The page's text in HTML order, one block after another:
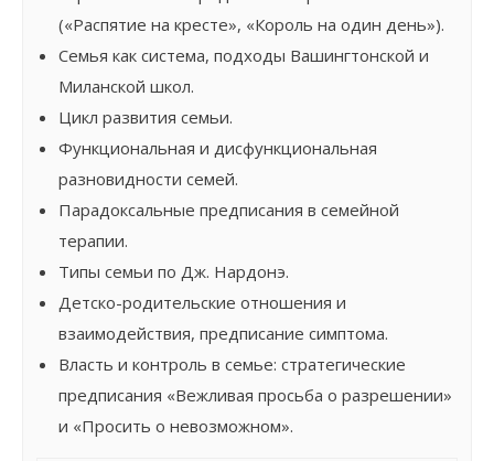
(«Распятие на кресте», «Король на один день»).
Семья как система, подходы Вашингтонской и
Миланской школ.
Цикл развития семьи.
Функциональная и дисфункциональная
разновидности семей.
Парадоксальные предписания в семейной
терапии.
Типы семьи по Дж. Нардонэ.
Детско-родительские отношения и
взаимодействия, предписание симптома.
Власть и контроль в семье: стратегические
предписания «Вежливая просьба о разрешении»
и «Просить о невозможном».